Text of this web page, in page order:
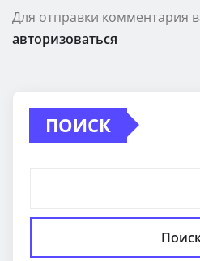
Для отправки комментария
авторизоваться
ПОИСК